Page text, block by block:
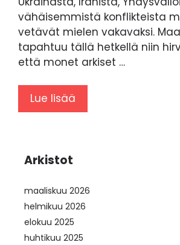
vähäisemmistä konflikteista
vetävät mielen vakavaksi.
tapahtuu tällä hetkellä niin
että monet arkiset …
Lue lisää
Arkistot
maaliskuu 2026
helmikuu 2026
elokuu 2025
huhtikuu 2025